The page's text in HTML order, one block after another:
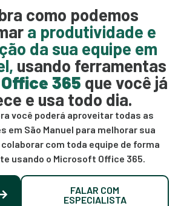
como podemos
a produtividade e
da sua equipe em
usando ferramentas
365 que você já
e usa todo dia.
você poderá aproveitar todas as
em São Manuel para melhorar sua
com toda equipe de forma
usando o Microsoft Office 365.
FALAR COM
ESPECIALISTA